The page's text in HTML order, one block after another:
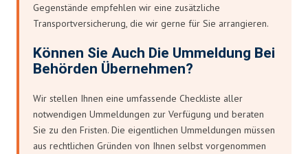
Gegenstände empfehlen wir eine zusätzliche
Transportversicherung, die wir gerne für Sie arrangieren.
Können Sie Auch Die Ummeldung Bei
Behörden Übernehmen?
Wir stellen Ihnen eine umfassende Checkliste aller
notwendigen Ummeldungen zur Verfügung und beraten
Sie zu den Fristen. Die eigentlichen Ummeldungen müssen
aus rechtlichen Gründen von Ihnen selbst vorgenommen